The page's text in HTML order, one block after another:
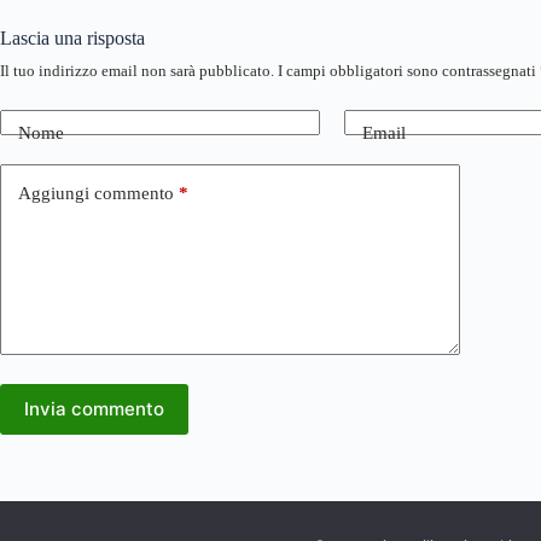
Lascia una risposta
Il tuo indirizzo email non sarà pubblicato. I campi obbligatori sono contrassegnati
Nome Email
Aggiungi commento *
Invia commento